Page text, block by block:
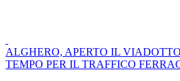
ALGHERO, APERTO IL
TEMPO PER IL TRAFFICO